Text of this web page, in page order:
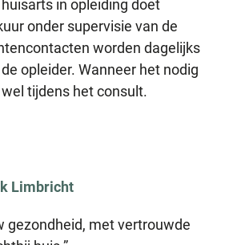
in opleiding doet
onder supervisie van de
worden dagelijks
opleider. Wanneer het nodig
tijdens het consult.
Limbricht
gezondheid, met vertrouwde